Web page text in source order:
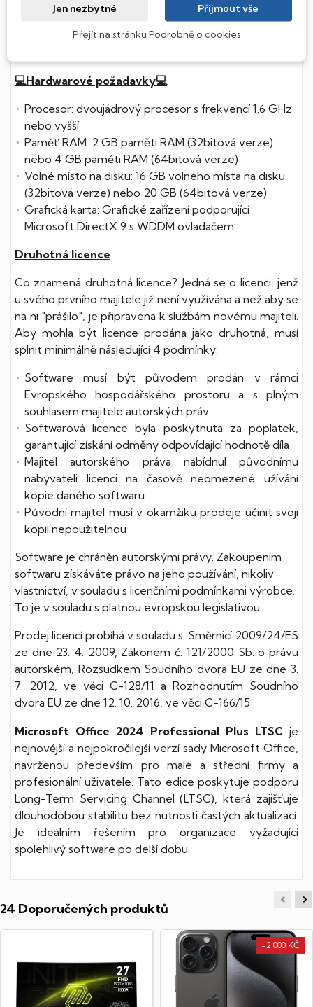
Pokyny k instalaci a následné aktivaci, spolu se souborem
💻Hardwarové požadavky💻
Procesor: dvoujádrový procesor s frekvencí 1.6 GHz
nebo vyšší
Paměť RAM: 2 GB paměti RAM (32bitová verze)
nebo 4 GB paměti RAM (64bitová verze)
Volné místo na disku: 16 GB volného místa na disku
(32bitová verze) nebo 20 GB (64bitová verze)
Grafická karta: Grafické zařízení podporující
Microsoft DirectX 9 s WDDM ovladačem.
Druhotná licence
Co znamená druhotná licence? Jedná se o licenci, jenž
u svého prvního majitele již není využívána a než aby se
na ni "prášilo", je připravena k službám novému majiteli.
Aby mohla být licence prodána jako druhotná, musí
splnit minimálně následující 4 podmínky:
Software musí být původem prodán v rámci
Evropského hospodářského prostoru a s plným
souhlasem majitele autorských práv
Softwarová licence byla poskytnuta za poplatek,
garantující získání odměny odpovídající hodnotě díla
Majitel autorského práva nabídnul původnímu
nabyvateli licenci na časově neomezené užívání
kopie daného softwaru
Původní majitel musí v okamžiku prodeje učinit svoji
kopii nepoužitelnou
Software je chráněn autorskými právy. Zakoupením
softwaru získáváte právo na jeho používání, nikoliv
vlastnictví, v souladu s licenčními podmínkami výrobce.
To je v souladu s platnou evropskou legislativou.
Prodej licencí probíhá v souladu s: Směrnicí 2009/24/ES
ze dne 23. 4. 2009, Zákonem č. 121/2000 Sb. o právu
autorském, Rozsudkem Soudního dvora EU ze dne 3.
7. 2012, ve věci C-128/11 a Rozhodnutím Soudního
dvora EU ze dne 12. 10. 2016, ve věci C-166/15
Microsoft Office 2024 Professional Plus LTSC je
nejnovější a nejpokročilejší verzí sady Microsoft Office,
navrženou především pro malé a střední firmy a
profesionální uživatele. Tato edice poskytuje podporu
Long-Term Servicing Channel (LTSC), která zajišťuje
dlouhodobou stabilitu bez nutnosti častých aktualizací.
Je ideálním řešením pro organizace vyžadující
spolehlivý software po delší dobu.
24 Doporučených produktů
-2 000 KČ
Jen nezbytné Přijmout vše
Přejít na stránku Podrobně o cookies